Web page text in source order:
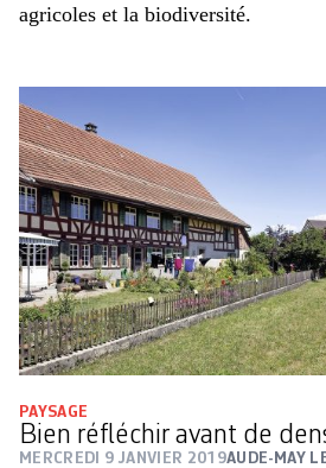
agricoles et la biodiversité.
PAYSAGE
Bien réfléchir avant de
MERCREDI 9 JANVIER 2019AUDE-MAY